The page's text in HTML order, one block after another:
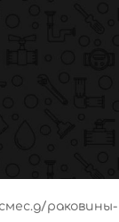
раковины-